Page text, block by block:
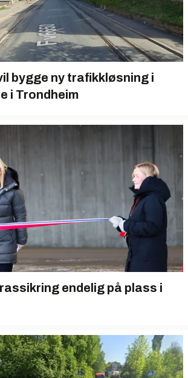
bygge ny trafikkløsning i
i Trondheim
endelig på plass i